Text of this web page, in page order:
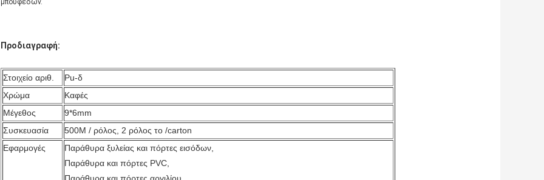
μπουφέδων.
Προδιαγραφή:
Στοιχείο αριθ.
Pu-δ
Χρώμα
Καφές
Μέγεθος
9*6mm
Συσκευασία
500M / ρόλος, 2 ρόλος το /carton
Εφαρμογές
Παράθυρα ξυλείας και πόρτες εισόδων,
Παράθυρα και πόρτες PVC,